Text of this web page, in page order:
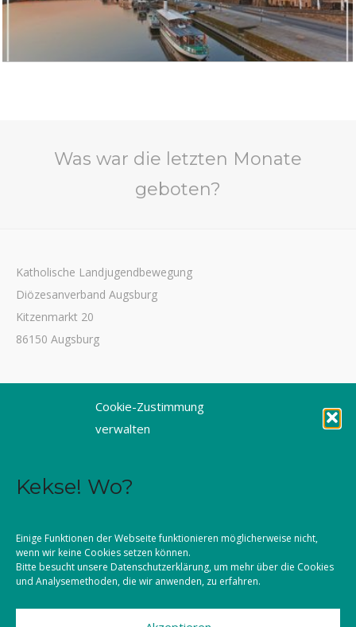
Cookie-Zustimmung
verwalten
Kekse! Wo?
Einige Funktionen der Webseite funktionieren möglicherweise nicht,
wenn wir keine Cookies setzen können.
Bitte besucht unsere Datenschutzerklärung, um mehr über die Cookies
und Analysemethoden, die wir anwenden, zu erfahren.
Was war die letzten Monate
geboten?
11
APR
BAHNRALLYE
Katholische Landjugendbewegung
Diözesanverband Augsburg
Kitzenmarkt 20
86150 Augsburg
Fax 0821 3166-3459
E-Mail: dioezesanstelle@kljb-augsburg.de
Impressum
Kontakt